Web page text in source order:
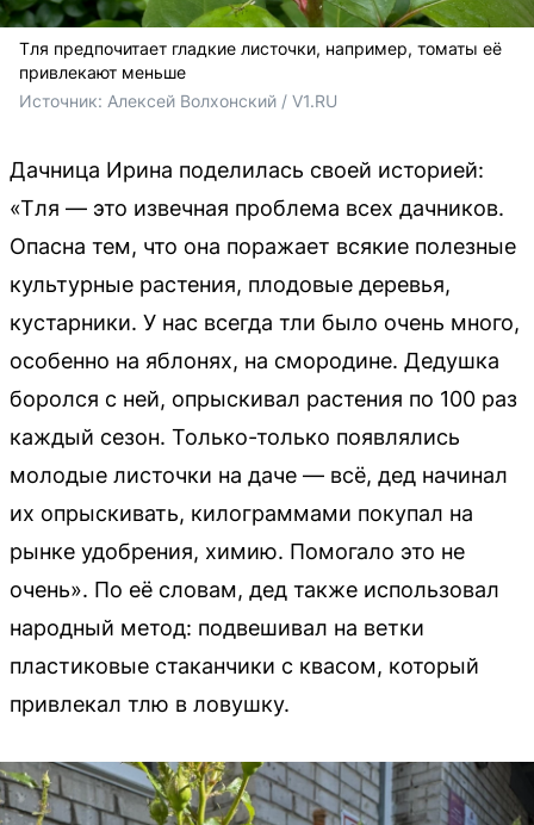
Тля предпочитает гладкие листочки, например, томаты её
привлекают меньше
Источник: Алексей Волхонский / V1.RU
Дачница Ирина поделилась своей историей:
«Тля — это извечная проблема всех дачников.
Опасна тем, что она поражает всякие полезные
культурные растения, плодовые деревья,
кустарники. У нас всегда тли было очень много,
особенно на яблонях, на смородине. Дедушка
боролся с ней, опрыскивал растения по 100 раз
каждый сезон. Только-только появлялись
молодые листочки на даче — всё, дед начинал
их опрыскивать, килограммами покупал на
рынке удобрения, химию. Помогало это не
очень». По её словам, дед также использовал
народный метод: подвешивал на ветки
пластиковые стаканчики с квасом, который
привлекал тлю в ловушку.